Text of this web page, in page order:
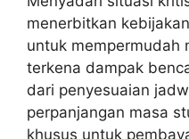
menerbitkan
untuk mempermudah
terkena dampak
dari penyesuaian
perpanjangan masa
khusus untuk